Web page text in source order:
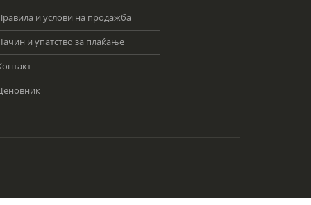
и услови на продажба
и упатство за плаќање